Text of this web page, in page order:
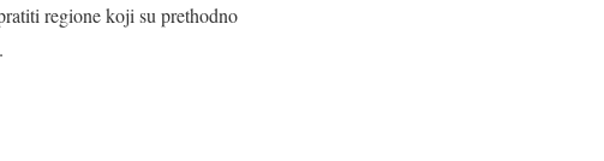
regione koji su prethodno
.